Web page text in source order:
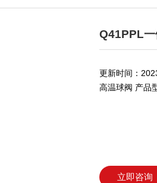
Q41PPL一
更新时间：
高温球阀 产品
立即咨询